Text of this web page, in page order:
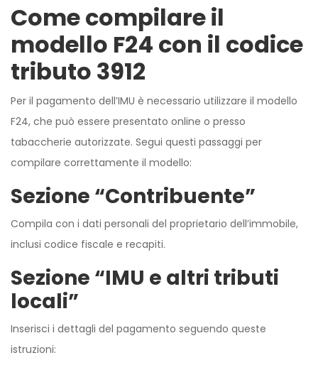
Come compilare il
modello F24 con il codice
tributo 3912
Per il pagamento dell’IMU è necessario utilizzare il modello
F24, che può essere presentato online o presso
tabaccherie autorizzate. Segui questi passaggi per
compilare correttamente il modello:
Sezione “Contribuente”
Compila con i dati personali del proprietario dell’immobile,
inclusi codice fiscale e recapiti.
Sezione “IMU e altri tributi
locali”
Inserisci i dettagli del pagamento seguendo queste
istruzioni: